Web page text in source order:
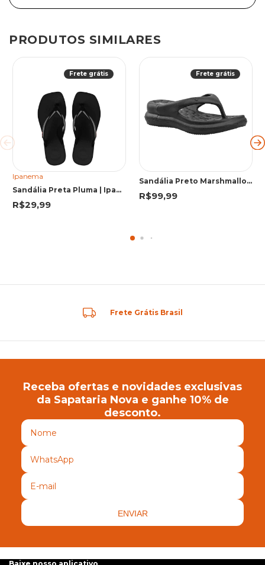
PRODUTOS SIMILARES
Frete grátis
Ipanema
Sandália Preta Pluma | Ipanema
R$29,99
Frete grátis
Sandália Preto Marshmallow | Piccadilly
R$99,99
Frete Grátis Brasil
Receba ofertas e novidades exclusivas
da Sapataria Nova e ganhe 10% de
desconto.
ENVIAR